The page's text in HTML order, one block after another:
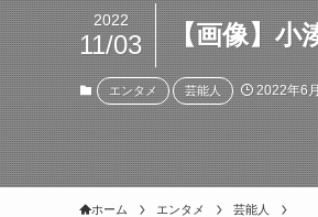
【画像】小
2022
11/03
エンタメ 芸能人 2022年6
ホーム エンタメ 芸能人